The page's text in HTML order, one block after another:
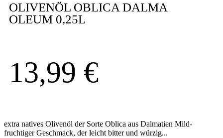
OLIVENÖL OBLICA DALMA
OLEUM 0,25L
13,99 €
extra natives Olivenöl der Sorte Oblica aus Dalmatien Mild-
fruchtiger Geschmack, der leicht bitter und würzig...